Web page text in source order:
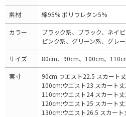
素材 綿95% ポリウレタン5%
カラー
ブラック系、ブラック、ネイ
ピンク系、グリーン系、グレ
サイズ 80cm、90cm、100cm、
実寸
90cm:ウエスト22.5 スカート
100cm:ウエスト23 スカート
110cm:ウエスト24 スカート
120cm:ウエスト25 スカート
130cm:ウエスト26.5 スカー